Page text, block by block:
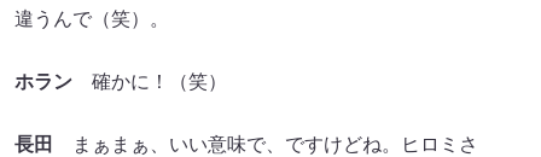
違うんで（笑）。
ホラン 確かに！（笑）
長田
まぁまぁ、いい意味で、ですけどね。ヒロミさ